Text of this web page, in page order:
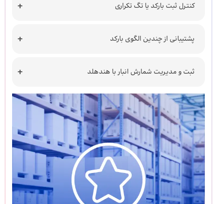
کنترل ثبت بارکد یا تگ تکراری
پشتیبانی از چندین الگوی بارکد
ثبت و مدیریت شمارش انبار با هندهلد